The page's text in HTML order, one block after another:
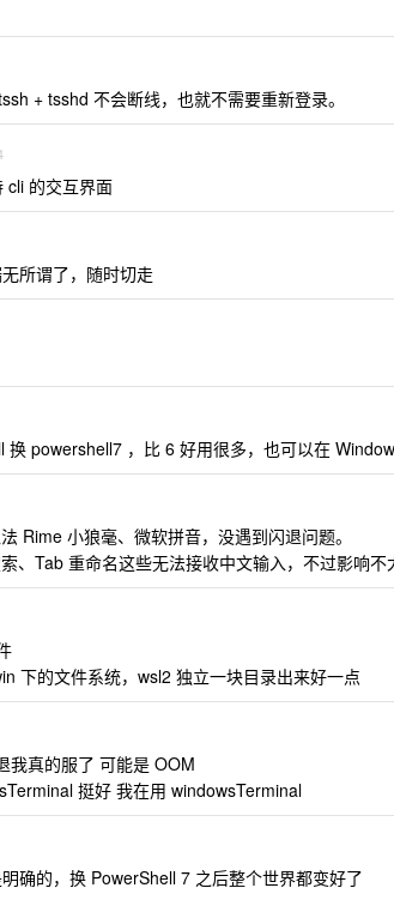
+ tsshd 不会断线，也就不需要重新登录。
cli 的交互界面
所谓了，随时切走
换 powershell7 ，比 6 好用很多，也可以在
Rime 小狼毫、微软拼音，没遇到闪退问题。
、Tab 重命名这些无法接收中文输入，不过影响不
下的文件系统，wsl2 独立一块目录出来好一点
我真的服了 可能是 OOM
挺好 我在用 windowsTerminal
确的，换 PowerShell 7 之后整个世界都变好了